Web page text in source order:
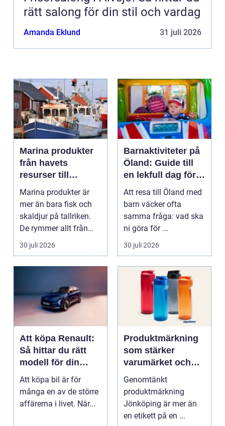
rätt salong för din stil och vardag
Amanda Eklund 31 juli 2026
Marina produkter
från havets
resurser till
hållbara
upplevelser
Marina produkter är
mer än bara fisk och
skaldjur på tallriken.
De rymmer allt från
mat och hälsa ti...
30 juli 2026
Barnaktiviteter på
Öland: Guide till
en lekfull dag för
hela familjen
Att resa till Öland med
barn väcker ofta
samma fråga: vad ska
ni göra för ...
30 juli 2026
Att köpa Renault:
Så hittar du rätt
modell för din
vardag
Att köpa bil är för
många en av de större
affärerna i livet. När...
Produktmärkning
som stärker
varumärket och
förenklar vardagen
Genomtänkt
produktmärkning
Jönköping är mer än
en etikett på en ...